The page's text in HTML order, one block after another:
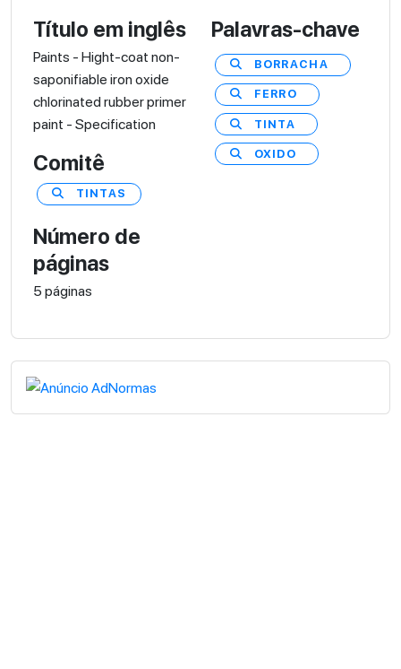
Título em inglês
Paints - Hight-coat non-
saponifiable iron oxide
chlorinated rubber primer
paint - Specification
Comitê
TINTAS
Número de
páginas
5 páginas
Palavras-chave
BORRACHA
FERRO
TINTA
OXIDO